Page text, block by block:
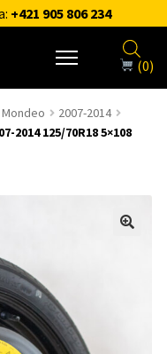
+421 905 806 234
(0)
Mondeo
2007-2014
125/70R18 5×108